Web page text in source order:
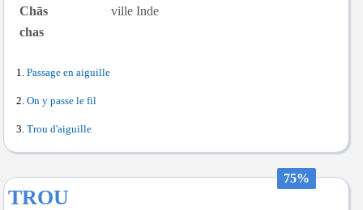
Chās
ville Inde
chas
Passage en aiguille
On y passe le fil
Trou d'aiguille
75%
TROU